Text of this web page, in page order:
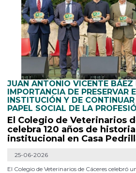
JUAN ANTONIO VICENTE BÁEZ
IMPORTANCIA DE PRESERVAR
INSTITUCIÓN Y DE
PAPEL SOCIAL DE LA
El Colegio de Veterinarios
celebra 120 años de
institucional en Casa
25-06-2026
El Colegio de Veterinarios de Cáceres celebró